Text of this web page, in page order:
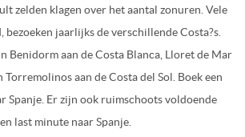
zelden klagen over het aantal zonuren. Vele
bezoeken jaarlijks de verschillende Costa?s.
Benidorm aan de Costa Blanca, Lloret de Mar
Torremolinos aan de Costa del Sol. Boek een
Spanje. Er zijn ook ruimschoots voldoende
last minute naar Spanje.